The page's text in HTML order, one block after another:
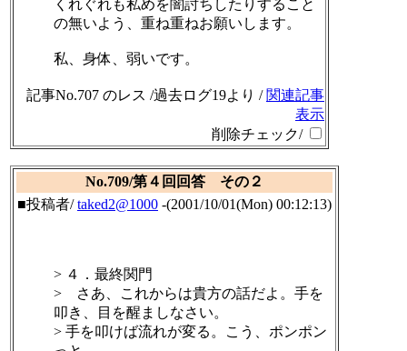
くれぐれも私めを闇討ちしたりすること
の無いよう、重ね重ねお願いします。
私、身体、弱いです。
記事No.707 のレス /過去ログ19より / 関連記事
表示
削除チェック/
No.709/第４回回答 その２
■投稿者/taked2@1000 -(2001/10/01(Mon) 00:12:13)
> ４．最終関門
> さあ、これからは貴方の話だよ。手を
叩き、目を醒ましなさい。
> 手を叩けば流れが変る。こう、ポンポン